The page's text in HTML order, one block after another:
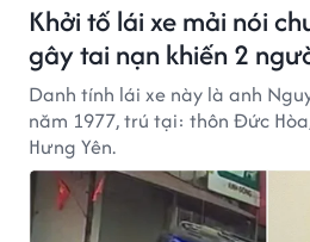
Khởi tố lái xe mải nói
gây tai nạn khiến 2
Danh tính lái xe này là anh
năm 1977, trú tại: thôn Đức
Hưng Yên.